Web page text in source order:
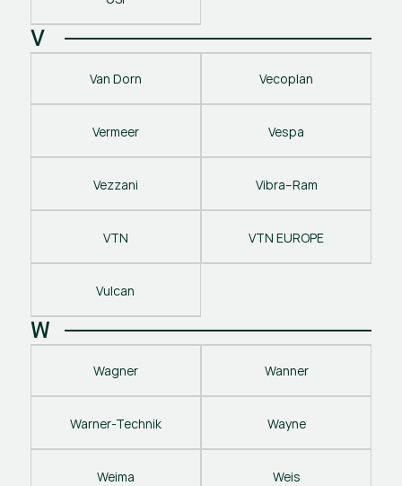
V
Van Dorn Vecoplan
Vermeer Vespa
Vezzani Vibra–Ram
VTN VTN EUROPE
Vulcan
W
Wagner Wanner
Warner-Technik Wayne
Weima Weis